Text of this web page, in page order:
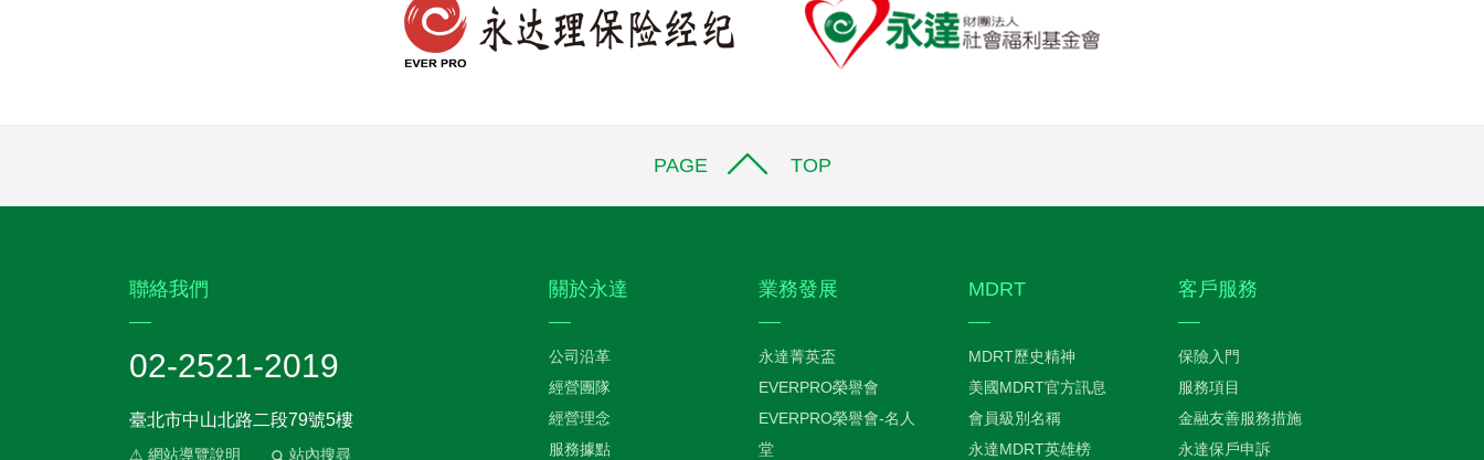
PAGE TOP
聯絡我們
02-2521-2019
臺北市中山北路二段79號5樓
⚠ 網站導覽說明 站內搜尋
關於永達
公司沿革
經營團隊
經營理念
服務據點
業務發展
永達菁英盃
EVERPRO榮譽會
EVERPRO榮譽會-名人
堂
MDRT
MDRT歷史精神
美國MDRT官方訊息
會員級別名稱
永達MDRT英雄榜
客戶服務
保險入門
服務項目
金融友善服務措施
永達保戶申訴